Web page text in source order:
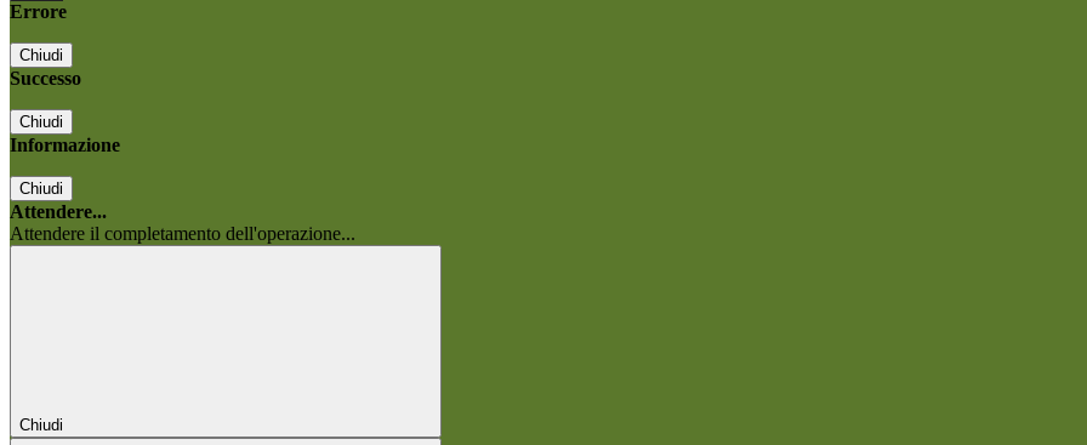
Errore
Chiudi
Successo
Chiudi
Informazione
Chiudi
Attendere...
Attendere il completamento dell'operazione...
Chiudi